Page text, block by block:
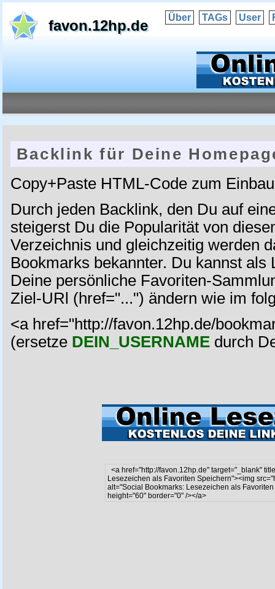
favon.12hp.de Über TAGs User
Backlink für Deine
Copy+Paste HTML-Code zum
Durch jeden Backlink, den Du auf
steigerst Du die Popularität von
Verzeichnis und gleichzeitig werden
Bookmarks bekannter. Du kannst als
Deine persönliche Favoriten-
Ziel-URl (href="...") ändern wie im
<a href="http://favon.12hp.de/
(ersetze DEIN_USERNAME durch